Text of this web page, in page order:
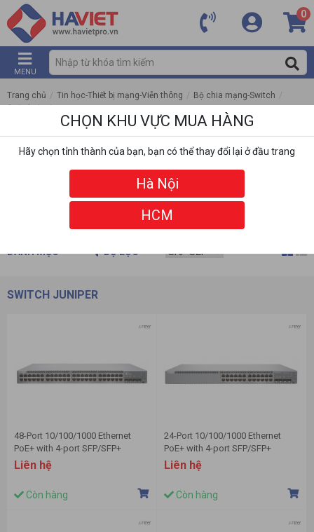
0
MENU
Trang chủ / Tin học-Thiết bị mạng-Viễn thông / Bộ chia mạng-Switch /
Switch Juniper
DANH MỤC BỘ LỌC
SWITCH JUNIPER
48-Port 10/100/1000 Ethernet
PoE+ with 4-port SFP/SFP+
Switch JUNIPER EX3400-48P
Liên hệ
Còn hàng
24-Port 10/100/1000 Ethernet
PoE+ with 4-port SFP/SFP+
Switch JUNIPER EX3400-24P
Liên hệ
Còn hàng
CHỌN KHU VỰC MUA HÀNG
Hãy chọn tỉnh thành của bạn, bạn có thể thay đổi lại ở đầu trang
Hà Nội
HCM